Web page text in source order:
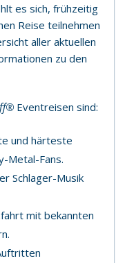
es sich, frühzeitig
Reise teilnehmen
aller aktuellen
zu den
Eventreisen sind:
und härteste
Metal-Fans.
Schlager-Musik
mit bekannten